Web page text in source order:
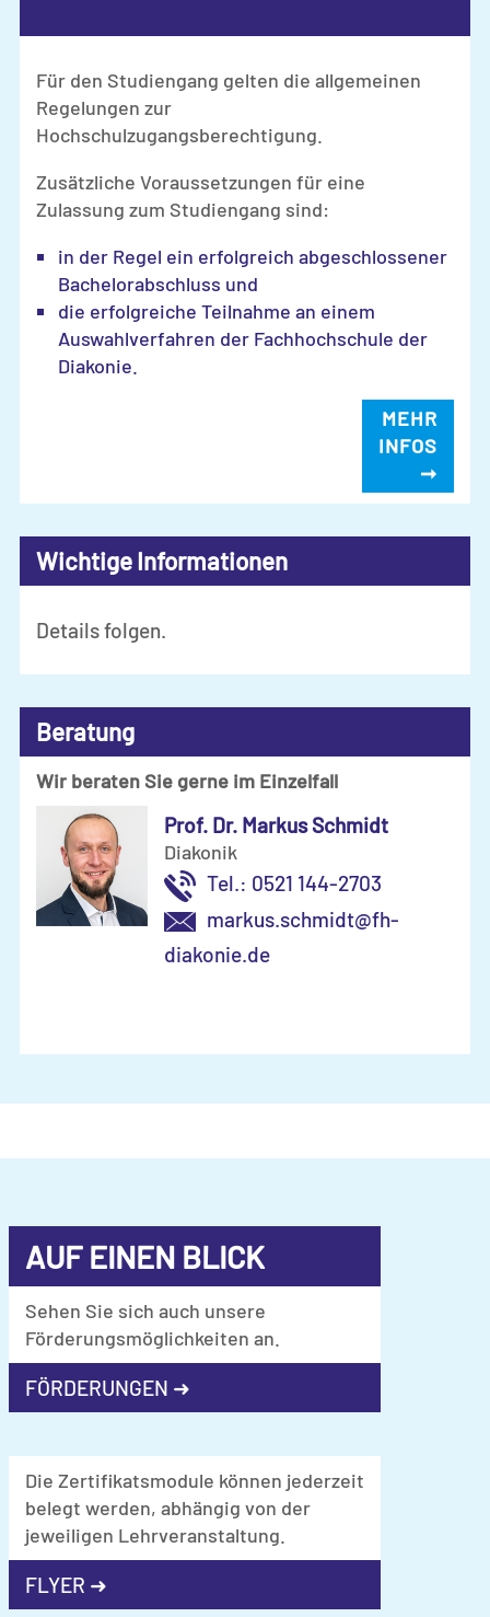
Für den Studiengang gelten die allgemeinen
Regelungen zur
Hochschulzugangsberechtigung.
Zusätzliche Voraussetzungen für eine
Zulassung zum Studiengang sind:
in der Regel ein erfolgreich abgeschlossener
Bachelorabschluss und
die erfolgreiche Teilnahme an einem
Auswahlverfahren der Fachhochschule der
Diakonie.
MEHR
INFOS
➞
Wichtige Informationen
Details folgen.
Beratung
Wir beraten Sie gerne im Einzelfall
Prof. Dr. Markus Schmidt
Diakonik
Tel.: 0521 144-2703
markus.schmidt@fh-
diakonie.de
AUF EINEN BLICK
Sehen Sie sich auch unsere
Förderungsmöglichkeiten an.
FÖRDERUNGEN ➜
Die Zertifikatsmodule können jederzeit
belegt werden, abhängig von der
jeweiligen Lehrveranstaltung.
FLYER ➜